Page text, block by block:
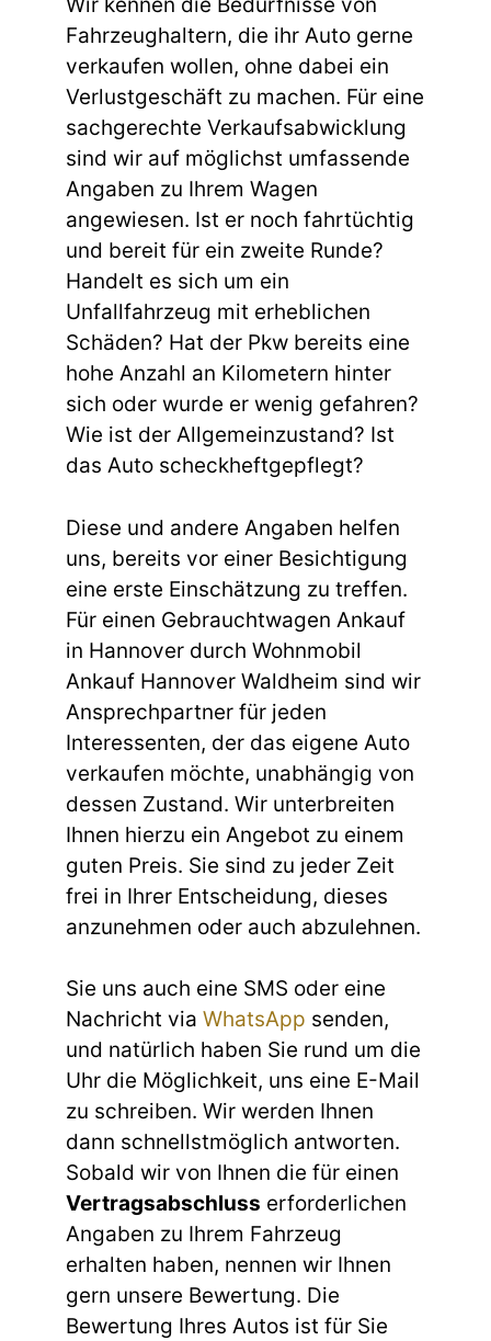
Wir kennen die Bedürfnisse von
Fahrzeughaltern, die ihr Auto gerne
verkaufen wollen, ohne dabei ein
Verlustgeschäft zu machen. Für eine
sachgerechte Verkaufsabwicklung
sind wir auf möglichst umfassende
Angaben zu Ihrem Wagen
angewiesen. Ist er noch fahrtüchtig
und bereit für ein zweite Runde?
Handelt es sich um ein
Unfallfahrzeug mit erheblichen
Schäden? Hat der Pkw bereits eine
hohe Anzahl an Kilometern hinter
sich oder wurde er wenig gefahren?
Wie ist der Allgemeinzustand? Ist
das Auto scheckheftgepflegt?
Diese und andere Angaben helfen
uns, bereits vor einer Besichtigung
eine erste Einschätzung zu treffen.
Für einen Gebrauchtwagen Ankauf
in Hannover durch Wohnmobil
Ankauf Hannover Waldheim sind wir
Ansprechpartner für jeden
Interessenten, der das eigene Auto
verkaufen möchte, unabhängig von
dessen Zustand. Wir unterbreiten
Ihnen hierzu ein Angebot zu einem
guten Preis. Sie sind zu jeder Zeit
frei in Ihrer Entscheidung, dieses
anzunehmen oder auch abzulehnen.
Sie uns auch eine SMS oder eine
Nachricht via WhatsApp senden,
und natürlich haben Sie rund um die
Uhr die Möglichkeit, uns eine E-Mail
zu schreiben. Wir werden Ihnen
dann schnellstmöglich antworten.
Sobald wir von Ihnen die für einen
Vertragsabschluss erforderlichen
Angaben zu Ihrem Fahrzeug
erhalten haben, nennen wir Ihnen
gern unsere Bewertung. Die
Bewertung Ihres Autos ist für Sie